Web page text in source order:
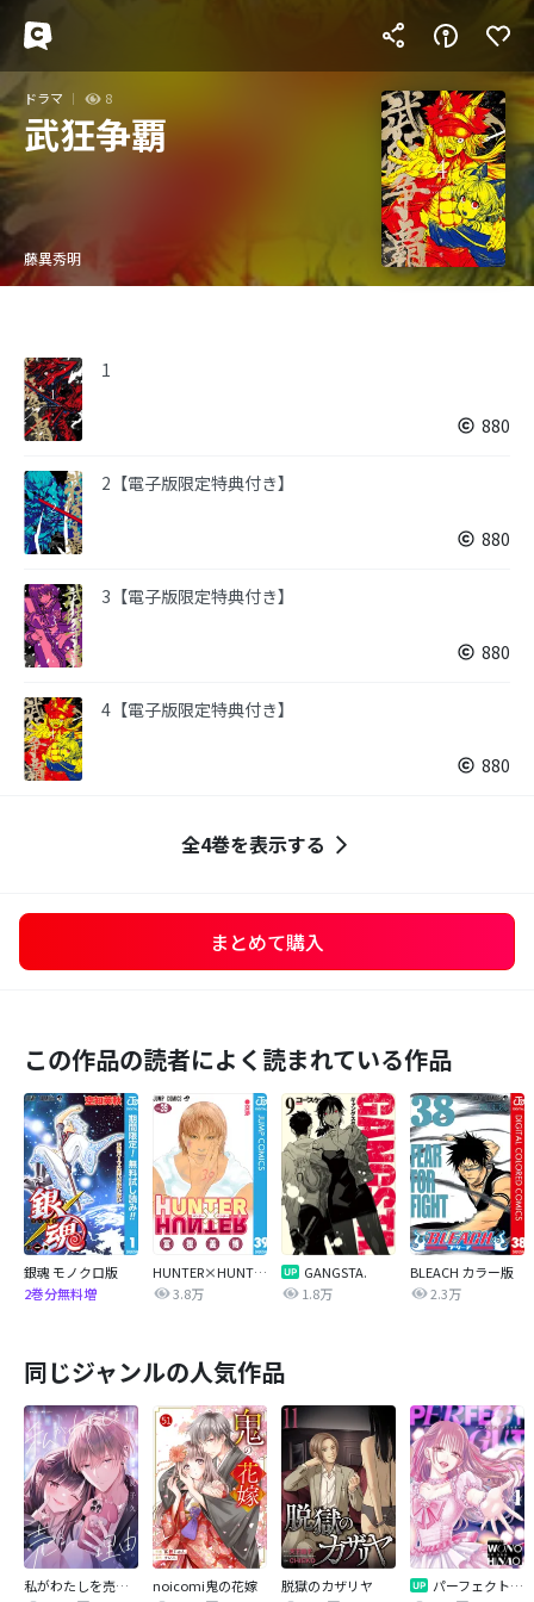
ドラマ 8
武狂争覇
藤異秀明
1
880
2【電子版限定特典付き】
880
3【電子版限定特典付き】
880
4【電子版限定特典付き】
880
全4巻を表示する
まとめて購入
この作品の読者によく読まれている作品
銀魂 モノクロ版
2巻分無料増
HUNTER×HUNTER モノクロ版
3.8万
GANGSTA.
1.8万
BLEACH カラー版
2.3万
同じジャンルの人気作品
私がわたしを売る理由
noicomi鬼の花嫁
脱獄のカザリヤ
パーフェクトグリッター